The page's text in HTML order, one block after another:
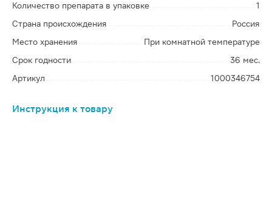
Количество препарата в упаковке
1
Страна происхождения
Россия
Место хранения
При комнатной температуре
Срок годности
36 мес.
Артикул
1000346754
Инструкция к товару